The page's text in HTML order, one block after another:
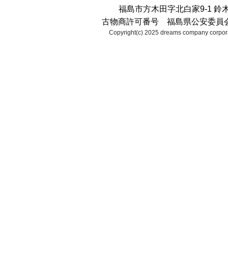
福島市方木田字北白家9-1 鈴
古物商許可番号 福島県公安委員
Copyright(c) 2025 dreams company